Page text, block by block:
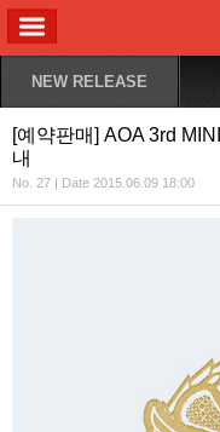
NEW RELEASE
[예약판매] AOA 3rd
내
No. 27 | Date 2015.06.09 18:00